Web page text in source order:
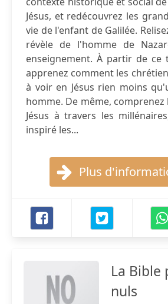
Jésus, et redécouvrez les
vie de l'enfant de Galilée.
révèle de l'homme de
enseignement. À partir de ce
apprenez comment les
à voir en Jésus rien moins
homme. De même, comprenez
Jésus à travers les
inspiré les...
Plus
La Bible
nuls